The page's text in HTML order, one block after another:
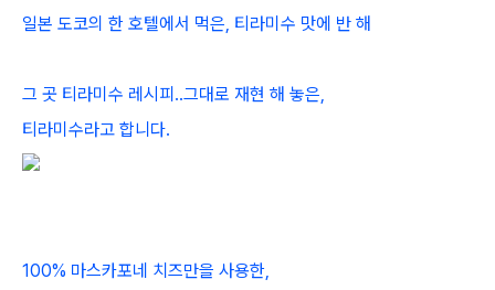
일본 도코의 한 호텔에서 먹은, 티라미수 맛에 반 해
그 곳 티라미수 레시피..그대로 재현 해 놓은,
티라미수라고 합니다.
100% 마스카포네 치즈만을 사용한,